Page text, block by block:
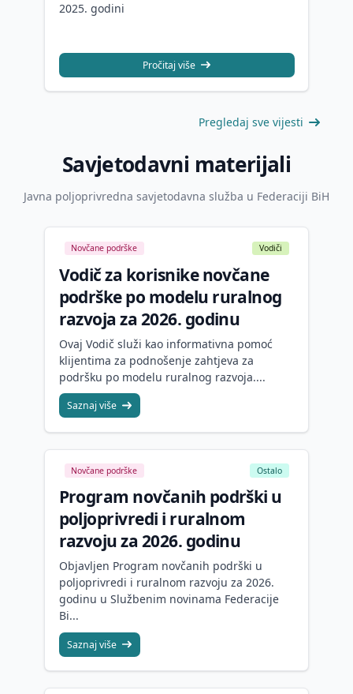
2025. godini
Pročitaj više
Pregledaj sve vijesti
Savjetodavni materijali
Javna poljoprivredna savjetodavna služba u Federaciji BiH
Novčane podrške Vodiči
Vodič za korisnike novčane
podrške po modelu ruralnog
razvoja za 2026. godinu
Ovaj Vodič služi kao informativna pomoć
klijentima za podnošenje zahtjeva za
podršku po modelu ruralnog razvoja....
Saznaj više
Novčane podrške Ostalo
Program novčanih podrški u
poljoprivredi i ruralnom
razvoju za 2026. godinu
Objavljen Program novčanih podrški u
poljoprivredi i ruralnom razvoju za 2026.
godinu u Službenim novinama Federacije
Bi...
Saznaj više